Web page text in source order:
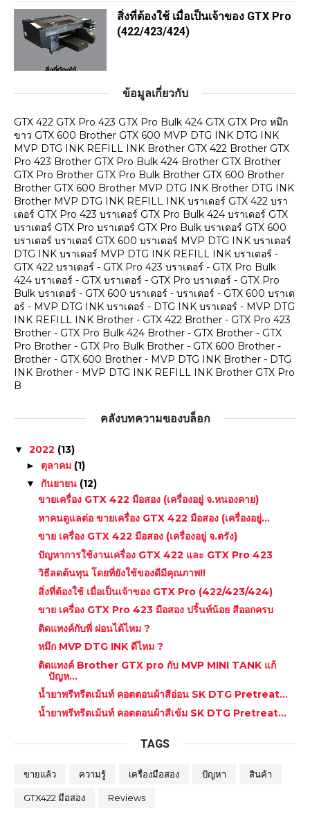
สิ่งที่ต้องใช้ เมื่อเป็นเจ้าของ GTX Pro
(422/423/424)
ข้อมูลเกี่ยวกับ
GTX 422 GTX Pro 423 GTX Pro Bulk 424 GTX GTX Pro หมึก
ขาว GTX 600 Brother GTX 600 MVP DTG INK DTG INK
MVP DTG INK REFILL INK Brother GTX 422 Brother GTX
Pro 423 Brother GTX Pro Bulk 424 Brother GTX Brother
GTX Pro Brother GTX Pro Bulk Brother GTX 600 Brother
Brother GTX 600 Brother MVP DTG INK Brother DTG INK
Brother MVP DTG INK REFILL INK บราเดอร์ GTX 422 บรา
เดอร์ GTX Pro 423 บราเดอร์ GTX Pro Bulk 424 บราเดอร์ GTX
บราเดอร์ GTX Pro บราเดอร์ GTX Pro Bulk บราเดอร์ GTX 600
บราเดอร์ บราเดอร์ GTX 600 บราเดอร์ MVP DTG INK บราเดอร์
DTG INK บราเดอร์ MVP DTG INK REFILL INK บราเดอร์ -
GTX 422 บราเดอร์ - GTX Pro 423 บราเดอร์ - GTX Pro Bulk
424 บราเดอร์ - GTX บราเดอร์ - GTX Pro บราเดอร์ - GTX Pro
Bulk บราเดอร์ - GTX 600 บราเดอร์ - บราเดอร์ - GTX 600 บราเด
อร์ - MVP DTG INK บราเดอร์ - DTG INK บราเดอร์ - MVP DTG
INK REFILL INK Brother - GTX 422 Brother - GTX Pro 423
Brother - GTX Pro Bulk 424 Brother - GTX Brother - GTX
Pro Brother - GTX Pro Bulk Brother - GTX 600 Brother -
Brother - GTX 600 Brother - MVP DTG INK Brother - DTG
INK Brother - MVP DTG INK REFILL INK Brother GTX Pro
B
คลังบทความของบล็อก
▼ 2022 (13)
► ตุลาคม (1)
▼ กันยายน (12)
ขายเครื่อง GTX 422 มือสอง (เครื่องอยู่ จ.หนองคาย)
หาคนดูแลต่อ ขายเครื่อง GTX 422 มือสอง (เครื่องอยู่...
ขาย เครื่อง GTX 422 มือสอง (เครื่องอยู่ จ.ตรัง)
ปัญหาการใช้งานเครื่อง GTX 422 และ GTX Pro 423
วิธีลดต้นทุน โดยที่ยังใช้ของดีมีคุณภาพ!!
สิ่งที่ต้องใช้ เมื่อเป็นเจ้าของ GTX Pro (422/423/424)
ขาย เครื่อง GTX Pro 423 มือสอง ปริ้นท์น้อย สีออกครบ
ติดแทงค์กับพี่ ผ่อนได้ไหม ?
หมึก MVP DTG INK ดีไหม ?
ติดแทงค์ Brother GTX pro กับ MVP MINI TANK แก้
ปัญห...
น้ำยาพรีทรีตเม้นท์ คอตตอนผ้าสีอ่อน SK DTG Pretreat...
น้ำยาพรีทรีตเม้นท์ คอตตอนผ้าสีเข้ม SK DTG Pretreat...
TAGS
ขายแล้ว ความรู้ เครื่องมือสอง ปัญหา สินค้า
GTX422 มือสอง Reviews